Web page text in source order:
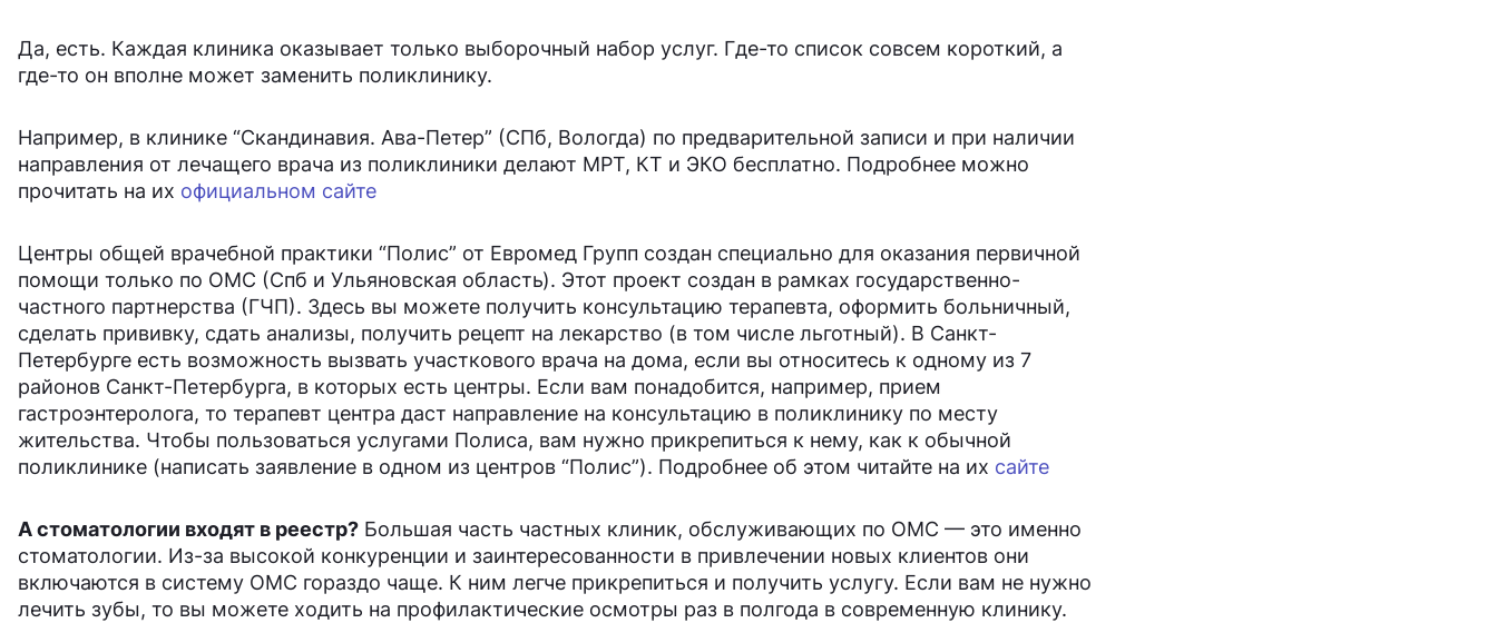
Да, есть. Каждая клиника оказывает только выборочный набор услуг. Где-то список совсем короткий, а
где-то он вполне может заменить поликлинику.
Например, в клинике “Скандинавия. Ава-Петер” (СПб, Вологда) по предварительной записи и при наличии
направления от лечащего врача из поликлиники делают МРТ, КТ и ЭКО бесплатно. Подробнее можно
прочитать на их официальном сайте
Центры общей врачебной практики “Полис” от Евромед Групп создан специально для оказания первичной
помощи только по ОМС (Спб и Ульяновская область). Этот проект создан в рамках государственно-
частного партнерства (ГЧП). Здесь вы можете получить консультацию терапевта, оформить больничный,
сделать прививку, сдать анализы, получить рецепт на лекарство (в том числе льготный). В Санкт-
Петербурге есть возможность вызвать участкового врача на дома, если вы относитесь к одному из 7
районов Санкт-Петербурга, в которых есть центры. Если вам понадобится, например, прием
гастроэнтеролога, то терапевт центра даст направление на консультацию в поликлинику по месту
жительства. Чтобы пользоваться услугами Полиса, вам нужно прикрепиться к нему, как к обычной
поликлинике (написать заявление в одном из центров “Полис”). Подробнее об этом читайте на их сайте
А стоматологии входят в реестр? Большая часть частных клиник, обслуживающих по ОМС — это именно
стоматологии. Из-за высокой конкуренции и заинтересованности в привлечении новых клиентов они
включаются в систему ОМС гораздо чаще. К ним легче прикрепиться и получить услугу. Если вам не нужно
лечить зубы, то вы можете ходить на профилактические осмотры раз в полгода в современную клинику.